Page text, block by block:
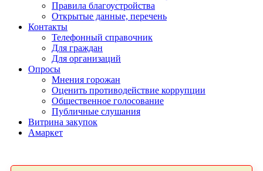
Правила благоустройства
Открытые данные, перечень
Контакты
Телефонный справочник
Для граждан
Для организаций
Опросы
Мнения горожан
Оценить противодействие коррупции
Общественное голосование
Публичные слушания
Витрина закупок
Амаркет